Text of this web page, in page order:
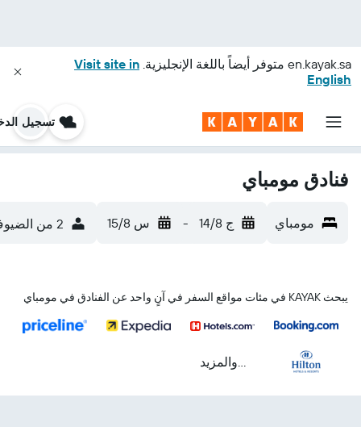
en.kayak.sa متوفر أيضاً باللغة الإنجليزية. Visit site in
English
تسجيل
فنادق مومباي
مومباي ج 14/8 - س 15/8 2 من الضيوف، غرفة واحدة
يبحث KAYAK في مئات مواقع السفر في آنٍ واحد عن الفنادق في مومباي
...والمزيد